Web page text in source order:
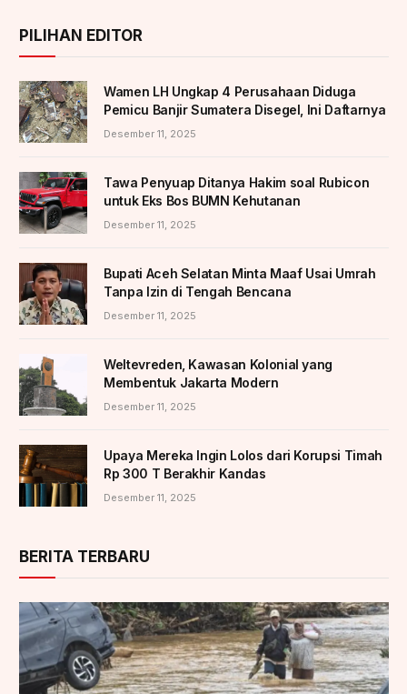
PILIHAN EDITOR
Wamen LH Ungkap 4 Perusahaan Diduga
Pemicu Banjir Sumatera Disegel, Ini Daftarnya
Desember 11, 2025
Tawa Penyuap Ditanya Hakim soal Rubicon
untuk Eks Bos BUMN Kehutanan
Desember 11, 2025
Bupati Aceh Selatan Minta Maaf Usai Umrah
Tanpa Izin di Tengah Bencana
Desember 11, 2025
Weltevreden, Kawasan Kolonial yang
Membentuk Jakarta Modern
Desember 11, 2025
Upaya Mereka Ingin Lolos dari Korupsi Timah
Rp 300 T Berakhir Kandas
Desember 11, 2025
BERITA TERBARU